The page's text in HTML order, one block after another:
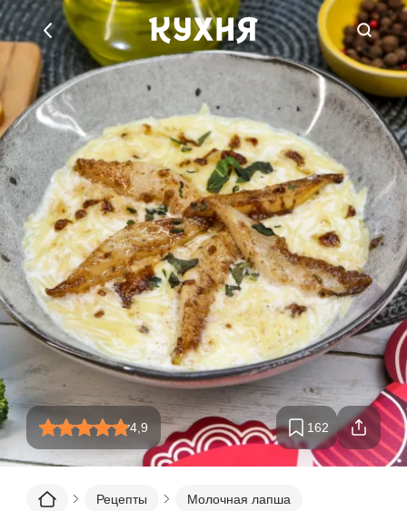
4,9 162
Рецепты Молочная лапша